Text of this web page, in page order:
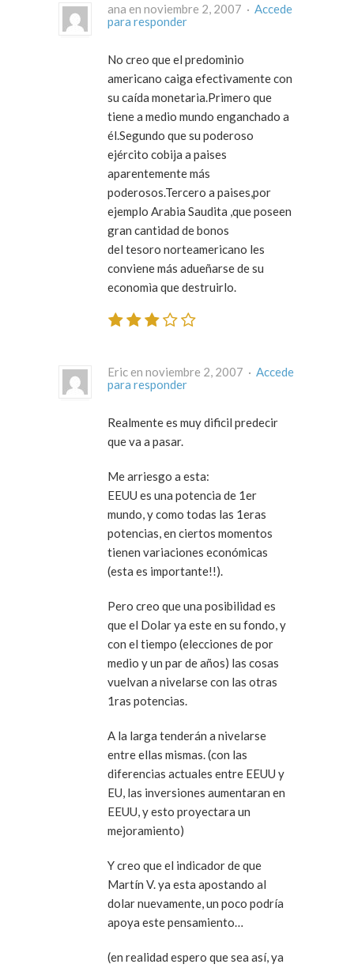
ana en noviembre 2, 2007 · Accede
para responder
No creo que el predominio
americano caiga efectivamente con
su caída monetaria.Primero que
tiene a medio mundo enganchado a
él.Segundo que su poderoso
ejército cobija a paises
aparentemente más
poderosos.Tercero a paises,por
ejemplo Arabia Saudita ,que poseen
gran cantidad de bonos
del tesoro norteamericano les
conviene más adueñarse de su
economìa que destruirlo.
Eric en noviembre 2, 2007 · Accede
para responder
Realmente es muy dificil predecir
que va a pasar.
Me arriesgo a esta:
EEUU es una potencia de 1er
mundo, y como todas las 1eras
potencias, en ciertos momentos
tienen variaciones económicas
(esta es importante!!).
Pero creo que una posibilidad es
que el Dolar ya este en su fondo, y
con el tiempo (elecciones de por
medio y un par de años) las cosas
vuelvan a nivelarse con las otras
1ras potencias.
A la larga tenderán a nivelarse
entre ellas mismas. (con las
diferencias actuales entre EEUU y
EU, las inversiones aumentaran en
EEUU, y esto proyectara un
mejoramiento)
Y creo que el indicador de que
Martín V. ya esta apostando al
dolar nuevamente, un poco podría
apoya este pensamiento…
(en realidad espero que sea así, ya